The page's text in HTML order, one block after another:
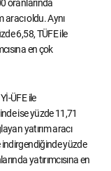
oranlarında
aracı oldu. Aynı
6,58, TÜFE ile
en çok
ÜFE ile
ise yüzde 11,71
yatırım aracı
indirgendiğinde yüzde
yatırımcısına en